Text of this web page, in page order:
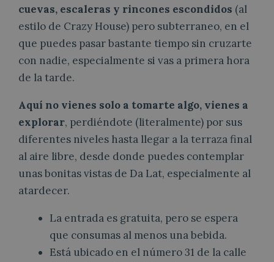
cuevas, escaleras y rincones escondidos (al
estilo de Crazy House) pero subterraneo, en el
que puedes pasar bastante tiempo sin cruzarte
con nadie, especialmente si vas a primera hora
de la tarde.
Aquí no vienes solo a tomarte algo, vienes a
explorar, perdiéndote (literalmente) por sus
diferentes niveles hasta llegar a la terraza final
al aire libre, desde donde puedes contemplar
unas bonitas vistas de Da Lat, especialmente al
atardecer.
La entrada es gratuita, pero se espera
que consumas al menos una bebida.
Está ubicado en el número 31 de la calle